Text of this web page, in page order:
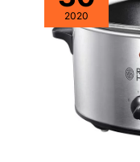
2020